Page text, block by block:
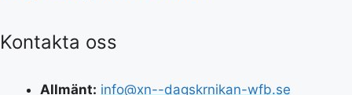
Kontakta oss
Allmänt: info@xn--dagskrnikan-wfb.se